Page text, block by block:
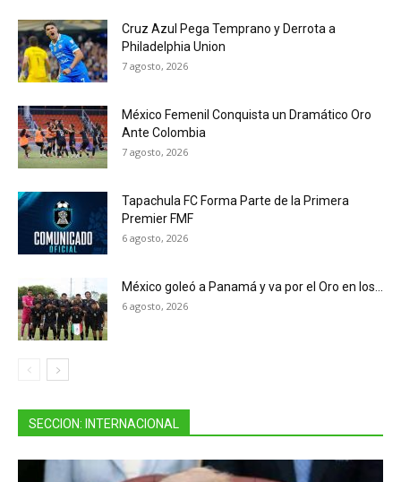
Cruz Azul Pega Temprano y Derrota a
Philadelphia Union
7 agosto, 2026
México Femenil Conquista un Dramático Oro
Ante Colombia
7 agosto, 2026
Tapachula FC Forma Parte de la Primera
Premier FMF
6 agosto, 2026
México goleó a Panamá y va por el Oro en los...
6 agosto, 2026
SECCION: INTERNACIONAL